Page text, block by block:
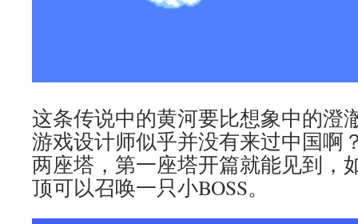
这条传说中的黄河要比想象中的澄
游戏设计师似乎并没有来过中国啊
两座塔，第一座塔开篇就能见到，
顶可以召唤一只小BOSS。